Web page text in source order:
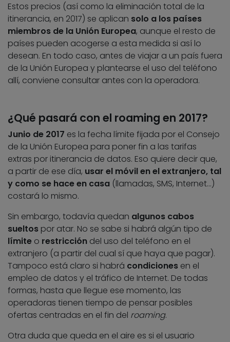
Estos precios (así como la eliminación total de la
itinerancia, en 2017) se aplican solo a los países
miembros de la Unión Europea, aunque el resto de
países pueden acogerse a esta medida si así lo
desean. En todo caso, antes de viajar a un país fuera
de la Unión Europea y plantearse el uso del teléfono
allí, conviene consultar antes con la operadora.
¿Qué pasará con el roaming en 2017?
Junio de 2017 es la fecha límite fijada por el Consejo
de la Unión Europea para poner fin a las tarifas
extras por itinerancia de datos. Eso quiere decir que,
a partir de ese día, usar el móvil en el extranjero, tal
y como se hace en casa (llamadas, SMS, Internet…)
costará lo mismo.
Sin embargo, todavía quedan algunos cabos
sueltos por atar. No se sabe si habrá algún tipo de
límite o restricción del uso del teléfono en el
extranjero (a partir del cual sí que haya que pagar).
Tampoco está claro si habrá condiciones en el
empleo de datos y el tráfico de Internet. De todas
formas, hasta que llegue ese momento, las
operadoras tienen tiempo de pensar posibles
ofertas centradas en el fin del roaming.
Otra duda que queda en el aire es si el usuario